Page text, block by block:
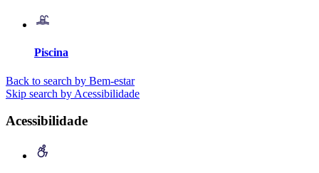
Piscina
Back to search by Bem-estar
Skip search by Acessibilidade
Acessibilidade